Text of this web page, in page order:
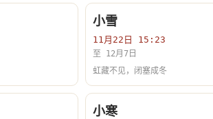
小雪
11月22日 15:23
至 12月7日
虹藏不见，闭塞成冬
小寒